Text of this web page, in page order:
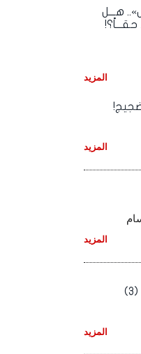
,
,
,
,
,
,
,
,
,
هـــل
حقـــاً؟!
المزيد
المزيد
المزيد
المزيد